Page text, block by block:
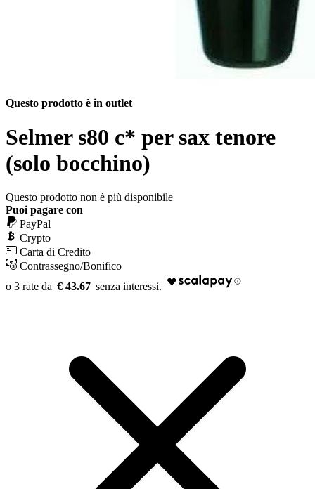
Questo prodotto è in outlet
Selmer s80 c* per sax tenore
(solo bocchino)
Questo prodotto non è più disponibile
Puoi pagare con
PayPal
Crypto
Carta di Credito
Contrassegno/Bonifico
€ 43.67